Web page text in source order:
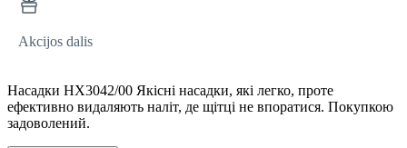
Akcijos dalis
Насадки HX3042/00 Якісні насадки, які легко, проте
ефективно видаляють наліт, де щітці не впоратися. Покупкою
задоволений.